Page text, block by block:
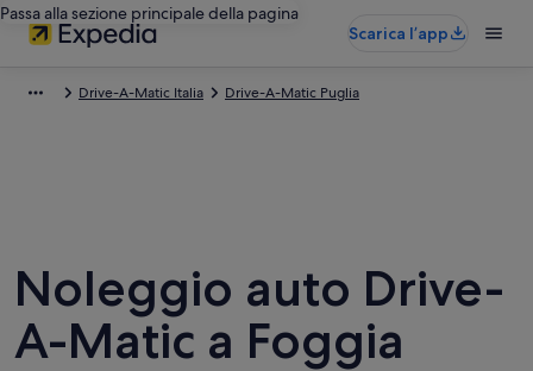
Passa alla sezione principale della pagina
Scarica l’app
Drive-A-Matic Italia Drive-A-Matic Puglia
Noleggio auto Drive-
A-Matic a Foggia